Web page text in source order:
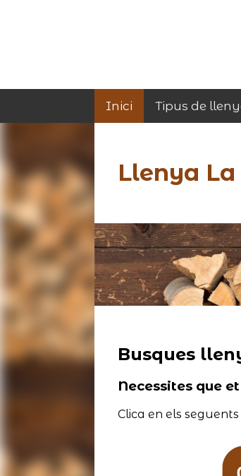
Inici Tipus de
Llenya La
Busques
Necessites que
Clica en els